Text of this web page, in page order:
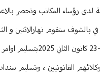
لدى رؤساء المكاتب وتحصر
بالشوف ستقوم نهارالاثنين و
والخميس في 20-21-22-23 كانون
القانونيين ، وتسليم